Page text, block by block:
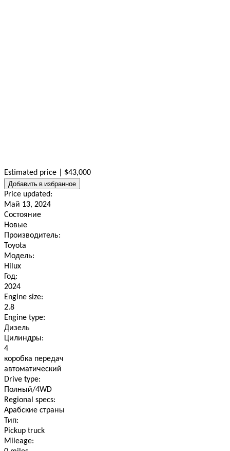
Estimated price | $43,000
Добавить в избранное
Price updated:
Май 13, 2024
Состояние
Новые
Производитель:
Toyota
Модель:
Hilux
Год:
2024
Engine size:
2.8
Engine type:
Дизель
Цилиндры:
4
коробка передач
автоматический
Drive type:
Полный/4WD
Regional specs:
Арабские страны
Тип:
Pickup truck
Mileage: